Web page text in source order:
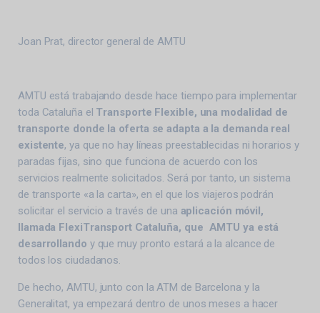
Joan Prat, director general de AMTU
AMTU está trabajando desde hace tiempo para implementar
toda Cataluña el Transporte Flexible, una modalidad de
transporte donde la oferta se adapta a la demanda real
existente, ya que no hay líneas preestablecidas ni horarios y
paradas fijas, sino que funciona de acuerdo con los
servicios realmente solicitados. Será por tanto, un sistema
de transporte «a la carta», en el que los viajeros podrán
solicitar el servicio a través de una aplicación móvil,
llamada FlexiTransport Cataluña, que AMTU ya está
desarrollando y que muy pronto estará a la alcance de
todos los ciudadanos.
De hecho, AMTU, junto con la ATM de Barcelona y la
Generalitat, ya empezará dentro de unos meses a hacer